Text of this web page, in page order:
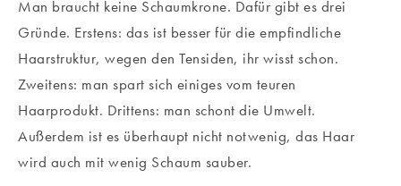
Man braucht keine Schaumkrone. Dafür gibt es drei
Gründe. Erstens: das ist besser für die empfindliche
Haarstruktur, wegen den Tensiden, ihr wisst schon.
Zweitens: man spart sich einiges vom teuren
Haarprodukt. Drittens: man schont die Umwelt.
Außerdem ist es überhaupt nicht notwenig, das Haar
wird auch mit wenig Schaum sauber.